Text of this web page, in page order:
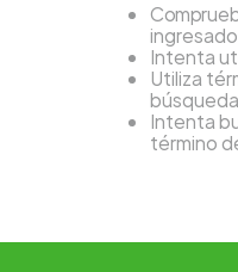
Intenta
Utiliza
búsqueda
Intenta
término